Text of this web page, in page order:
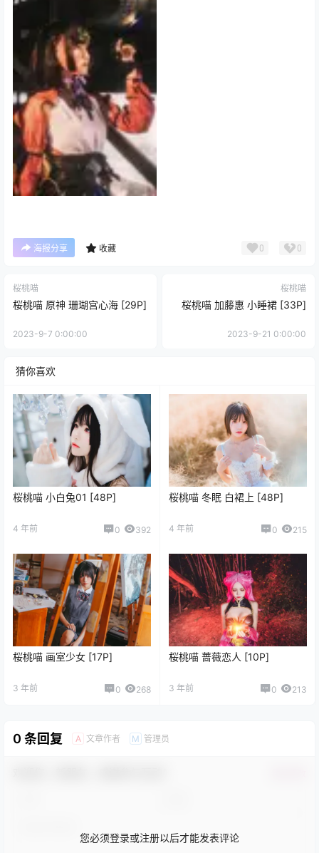
海报分享 收藏 0 0
桜桃喵
桜桃喵 原神 珊瑚宫心海 [29P]
2023-9-7 0:00:00
桜桃喵
桜桃喵 加藤惠 小睡裙 [33P]
2023-9-21 0:00:00
猜你喜欢
桜桃喵 小白兔01 [48P]
4 年前 0 392
桜桃喵 冬眠 白裙上 [48P]
4 年前 0 215
桜桃喵 画室少女 [17P]
3 年前 0 268
桜桃喵 蔷薇恋人 [10P]
3 年前 0 213
0 条回复 A 文章作者 M 管理员
您必须登录或注册以后才能发表评论